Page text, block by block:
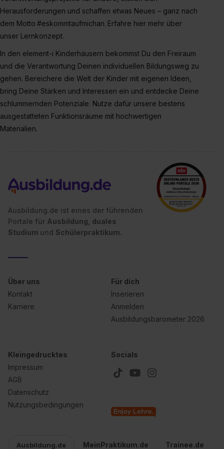
Datenschutzerklärung unter dem Punkt „Datenschutz-
Einstellungen“ widerrufen. Weitere Informationen zu den
einzelnen Cookies findest du durch Klick auf „Details
Impressum.
Herausforderungen und schaffen etwas Neues – ganz nach
dem Motto #eskommtaufmichan. Erfahre hier mehr über
unser Lernkonzept.
In den element-i Kinderhäusern bekommst Du den Freiraum
und die Verantwortung Deinen individuellen Bildungsweg zu
gehen. Bereichere die Welt der Kinder mit eigenen Ideen,
bring Deine Stärken und Interessen ein und entdecke Deine
schlummernden Potenziale. Nutze dafür unsere bestens
ausgestatteten Funktionsräume mit hochwertigen
Materialien.
Ausbildung.de ist eines der führenden
Portale für Ausbildung, duales
Studium und Schülerpraktikum.
Über uns
Kontakt
Karriere
Für dich
Inserieren
Anmelden
Ausbildungsbarometer 2026
Kleingedrucktes
Impressum
AGB
Datenschutz
Nutzungsbedingungen
Socials
Ausbildung.de MeinPraktikum.de Trainee.de